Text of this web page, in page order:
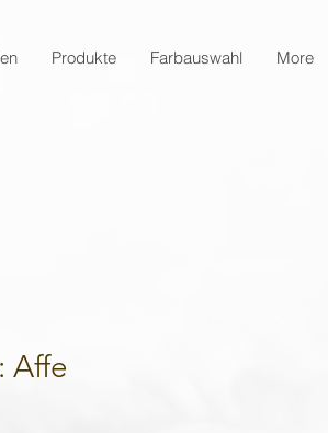
Produkte Farbauswahl More
Affe